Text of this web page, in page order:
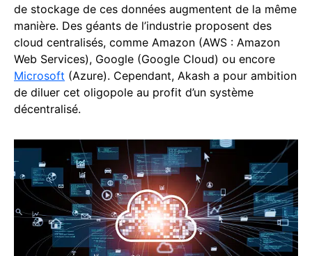
de stockage de ces données augmentent de la même
manière. Des géants de l’industrie proposent des
cloud centralisés, comme Amazon (AWS : Amazon
Web Services), Google (Google Cloud) ou encore
Microsoft (Azure). Cependant, Akash a pour ambition
de diluer cet oligopole au profit d’un système
décentralisé.